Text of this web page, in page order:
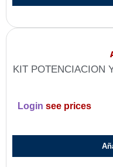
KIT POTENCIACION
Login see prices